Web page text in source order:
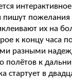
пишут пожелания
их на
к концу часа
разными
полётов к
стартует в